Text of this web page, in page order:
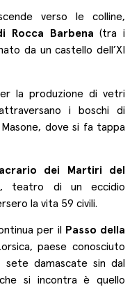
verso le colline,
Rocca Barbena (tra i
da un castello dell’XI
la produzione di vetri
i boschi di
dove si fa tappa
dei Martiri del
teatro di un eccidio
la vita 59 civili.
per il
Passo della
paese conosciuto
damascate sin dal
si incontra è quello